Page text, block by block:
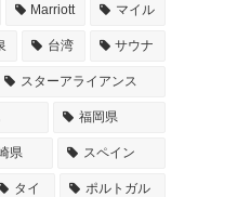
Marriott マイル
台湾 サウナ
スターアライアンス
福岡県
県 スペイン
タイ ポルトガル